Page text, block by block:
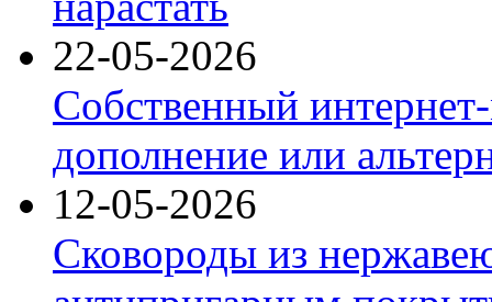
22-05-2026
Собственный
дополнение или
12-05-2026
Сковороды из